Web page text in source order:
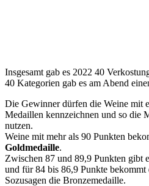
Insgesamt gab es 2022 40
40 Kategorien gab es am Abend
Die Gewinner dürfen die Weine mit
Medaillen kennzeichnen und so die
nutzen.
Weine mit mehr als 90 Punkten
Goldmedaille.
Zwischen 87 und 89,9 Punkten gibt
und für 84 bis 86,9 Punkte bekommt
Sozusagen die Bronzemedaille.